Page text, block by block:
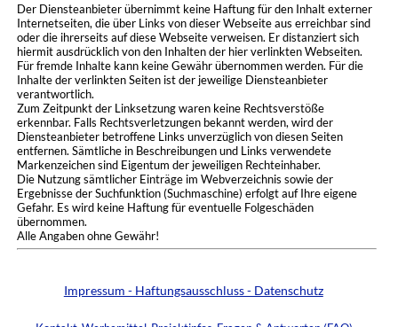
Der Diensteanbieter übernimmt keine Haftung für den Inhalt externer
Internetseiten, die über Links von dieser Webseite aus erreichbar sind
oder die ihrerseits auf diese Webseite verweisen. Er distanziert sich
hiermit ausdrücklich von den Inhalten der hier verlinkten Webseiten.
Für fremde Inhalte kann keine Gewähr übernommen werden. Für die
Inhalte der verlinkten Seiten ist der jeweilige Diensteanbieter
verantwortlich.
Zum Zeitpunkt der Linksetzung waren keine Rechtsverstöße
erkennbar. Falls Rechtsverletzungen bekannt werden, wird der
Diensteanbieter betroffene Links unverzüglich von diesen Seiten
entfernen. Sämtliche in Beschreibungen und Links verwendete
Markenzeichen sind Eigentum der jeweiligen Rechteinhaber.
Die Nutzung sämtlicher Einträge im Webverzeichnis sowie der
Ergebnisse der Suchfunktion (Suchmaschine) erfolgt auf Ihre eigene
Gefahr. Es wird keine Haftung für eventuelle Folgeschäden
übernommen.
Alle Angaben ohne Gewähr!
Impressum - Haftungsausschluss - Datenschutz